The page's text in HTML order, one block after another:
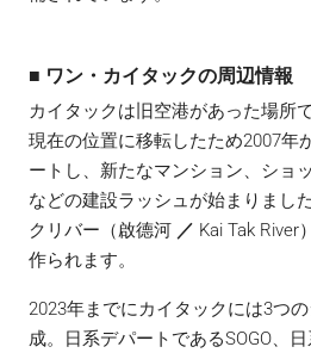
■ ワン・カイタックの周辺情報
カイタックは旧空港があった場所
現在の位置に移転したため2007年
ートし、新たなマンション、ショ
などの建設ラッシュが始まりまし
クリバー（啟德河 ／ Kai Tak River
作られます。
2023年までにカイタックには3つ
成。日系デパートであるSOGO、